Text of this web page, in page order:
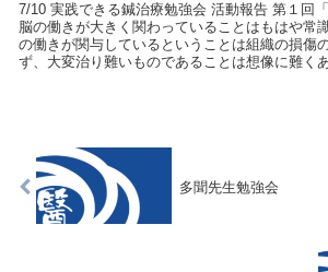
7/10 実践できる鍼治療勉強会 活動報告 第１回
脳の働きが大きく関わっていることはもはや常
の働きが関与しているということは組織の損傷
ず、大変治り難いものであることは想像に難く
多聞先生勉強会